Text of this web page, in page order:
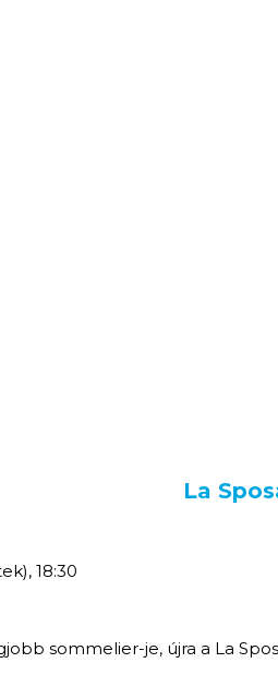
La
18:30
sommelier-je, újra a La